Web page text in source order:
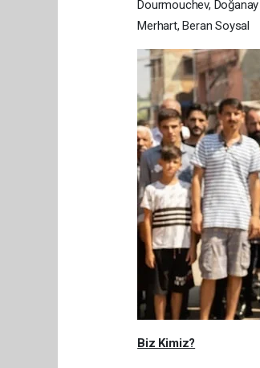
Dourmouchev,
Merhart, Beran Soysal
Biz Kimiz?